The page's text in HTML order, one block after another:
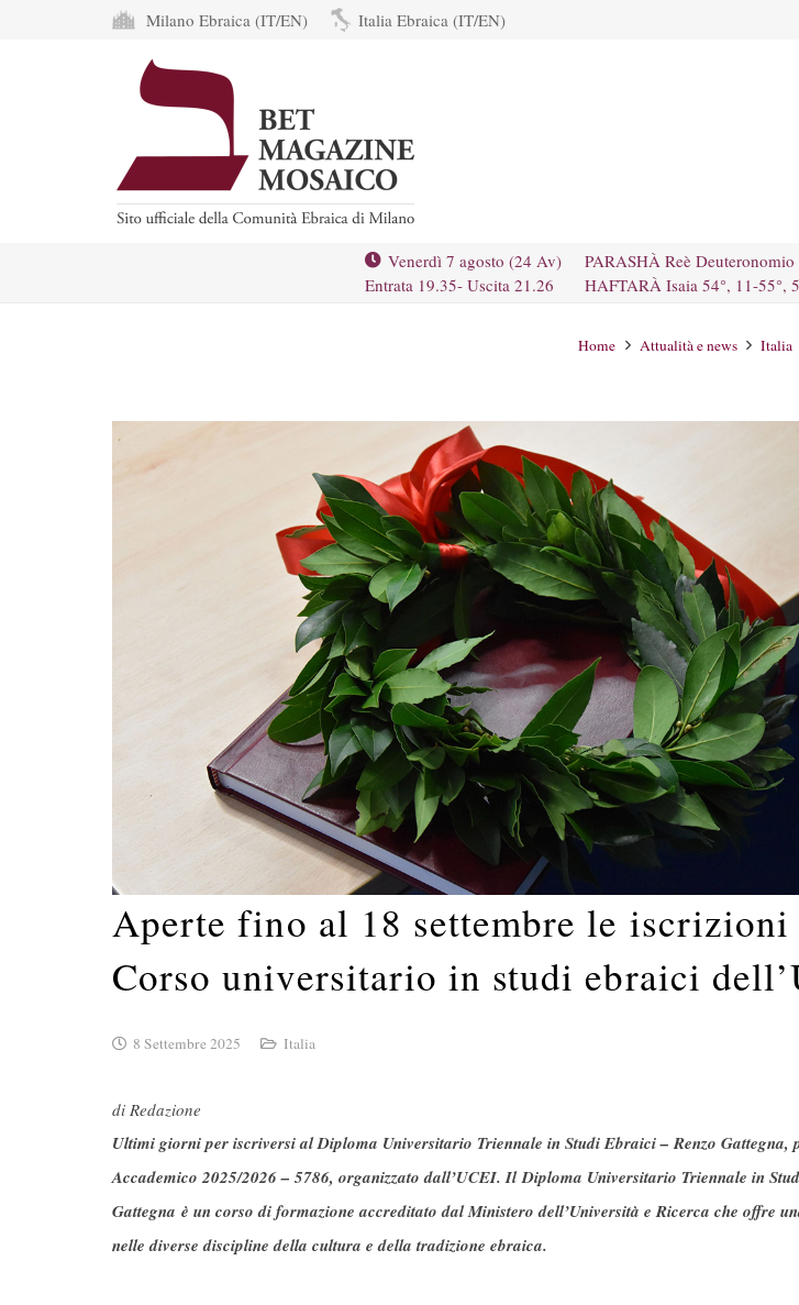
Milano Ebraica (IT/EN) Italia Ebraica (IT/EN)
Venerdì 7 agosto (24 Av)
Entrata 19.35- Uscita 21.26
PARASHÀ Reè Deuteronomio
HAFTARÀ Isaia 54°, 11-55°, 5
Home Attualità e news Italia
Aperte fino al 18 settembre le
Corso universitario in studi ebraici
8 Settembre 2025 Italia
di Redazione
Ultimi giorni per iscriversi al Diploma Universitario Triennale in Studi Ebraici – Renzo Gattegna,
Accademico 2025/2026 – 5786, organizzato dall’UCEI. Il Diploma Universitario Triennale in
Gattegna è un corso di formazione accreditato dal Ministero dell’Università e Ricerca che offre
nelle diverse discipline della cultura e della tradizione ebraica.